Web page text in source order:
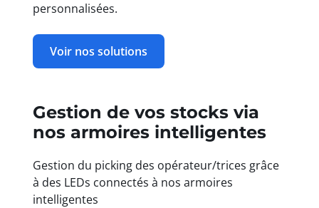
personnalisées.
Voir nos solutions
Gestion de vos stocks via
nos armoires intelligentes
Gestion du picking des opérateur/trices grâce
à des LEDs connectés à nos armoires
intelligentes